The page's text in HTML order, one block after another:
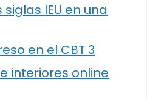
IEU en una
en el CBT 3
interiores online